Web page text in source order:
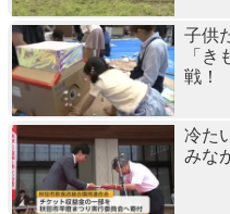
子供
「
戦！
冷た
みな